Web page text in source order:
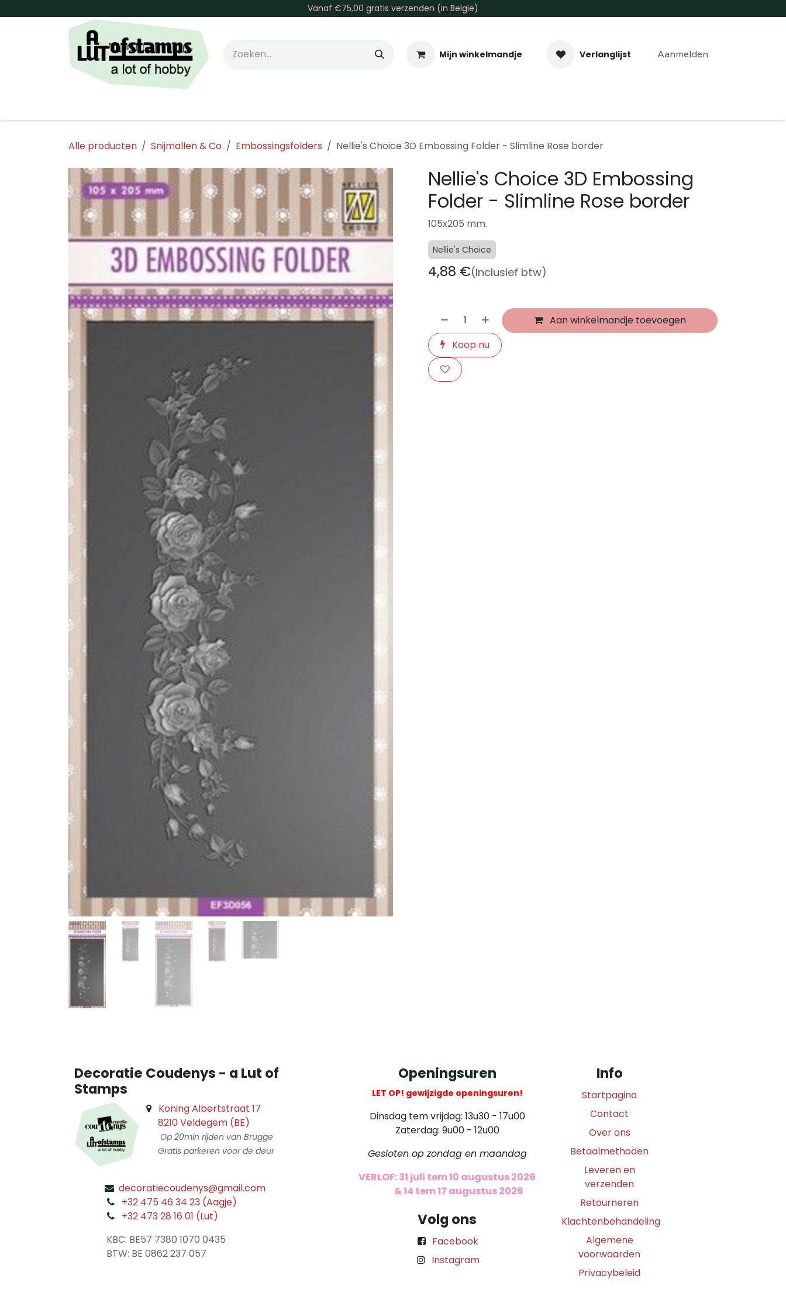
Vanaf €75,00 gratis verzenden (in België)
Mijn winkelmandje Verlanglijst Aanmelden
Alle producten Snijmallen & Co Embossingsfolders Nellie's Choice 3D Embossing Folder - Slimline Rose border
Nellie's Choice 3D Embossing
Folder - Slimline Rose border
105x205 mm.
Nellie's Choice
4,88 €(Inclusief btw)
Aan winkelmandje toevoegen
Koop nu
Decoratie Coudenys - a Lut of
Stamps
Koning Albertstraat 17
8210 Veldegem (BE)
Op 20min rijden van Brugge
Gratis parkeren voor de deur
decoratiecoudenys@gmail.com
+32 475 46 34 23 (Aagje)
+32 473 28 16 01 (Lut)
KBC: BE57 7380 1070 0435
​ BTW: BE 0862 237 057
Openingsuren
LET OP! gewijzigde openingsuren!
Dinsdag tem vrijdag: 13u30 - 17u00
Zaterdag: 9u00 - 12u00
Gesloten op zondag en maandag
VERLOF: 31 juli tem 10 augustus 2026
& 14 tem 17 augustus 2026
Info
Startpagina
Contact
Over ons
Betaalmethoden
Leveren en
verzenden
Retourneren
Klachtenbehandeling
Algemene
voorwaarden
Privacybeleid
Volg ons
Facebook
Instagram